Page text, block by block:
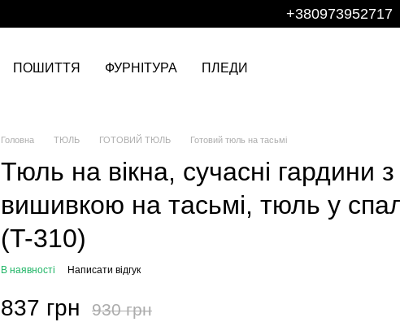
+380973952717
ПОШИТТЯ ФУРНІТУРА ПЛЕДИ
Головна ТЮЛЬ ГОТОВИЙ ТЮЛЬ Готовий тюль на тасьмі
Тюль на вікна, сучасні гардини
вишивкою на тасьмі, тюль у
(T-310)
В наявності Написати відгук
837 грн 930 грн